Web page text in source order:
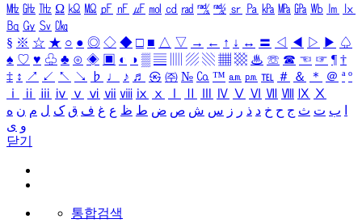
㎒ ㎓ ㎔ Ω ㏀ ㏁ ㎊ ㎋ ㎌ ㏖ ㏅ ㎭ ㎮ ㎯ ㏛ ㎩ ㎪ ㎫ ㎬ ㏝ ㏐
㏓
㏃ ㏉ ㏜ ㏆
§ ※ ☆ ★ ○ ● ◎ ◇ ◆ □ ■ △ ▽ → ← ↑ ↓ ↔ 〓 ◁ ◀ ▷ ▶ ♤
♠ ♡ ♥ ♧ ♣ ⊙ ◈ ▣ ◐ ◑ ▒ ▤ ▨ ▧ ▦ ▩ ♨ ☏ ☎ ☜ ☞ ¶ †
‡ ↕ ↗ ↙ ↖ ↘ ♭ ♩ ♪ ♬ ㉿ ㈜ № ㏇ ™ ㏂ ㏘ ℡ ＃ ＆ ＊ ＠ ª º
ⅰ
ⅱ ⅲ ⅳ ⅴ ⅵ ⅶ ⅷ ⅸ ⅹ Ⅳ Ⅴ Ⅵ Ⅶ Ⅷ Ⅸ Ⅹ
ب ت ث ج ح خ د ذ ر ز س ش ص ض ط ظ ع غ ف ق ک ل م ن ه
و ی
닫기
통합검색